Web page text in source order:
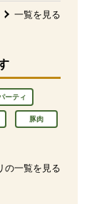
一覧を見る
ーティ
豚肉
の一覧を見る